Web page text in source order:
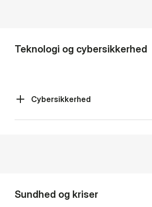
Teknologi og cybersikkerhed
Cybersikkerhed
Sundhed og kriser